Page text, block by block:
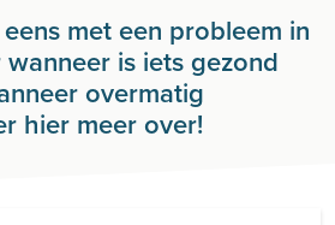
met een probleem in
is iets gezond
overmatig
hier meer over!